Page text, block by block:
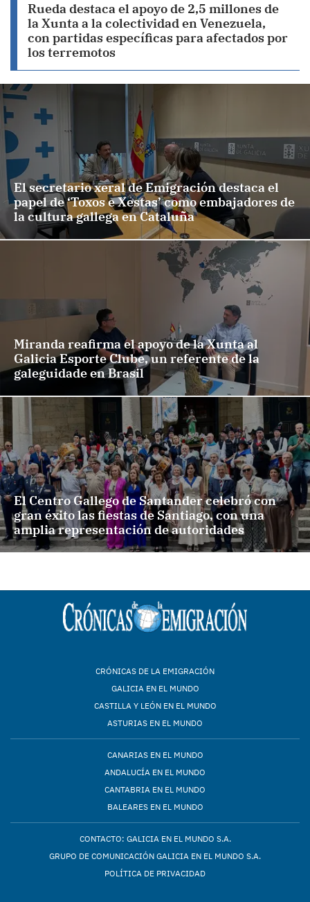
Rueda destaca el apoyo de 2,5 millones de
la Xunta a la colectividad en Venezuela,
con partidas específicas para afectados por
los terremotos
El secretario xeral de Emigración destaca el
papel de ‘Toxos e Xestas’ como embajadores de
la cultura gallega en Cataluña
Miranda reafirma el apoyo de la Xunta al
Galicia Esporte Clube, un referente de la
galeguidade en Brasil
El Centro Gallego de Santander celebró con
gran éxito las fiestas de Santiago, con una
amplia representación de autoridades
CRÓNICAS DE LA EMIGRACIÓN
GALICIA EN EL MUNDO
CASTILLA Y LEÓN EN EL MUNDO
ASTURIAS EN EL MUNDO
CANARIAS EN EL MUNDO
ANDALUCÍA EN EL MUNDO
CANTABRIA EN EL MUNDO
BALEARES EN EL MUNDO
CONTACTO: GALICIA EN EL MUNDO S.A.
GRUPO DE COMUNICACIÓN GALICIA EN EL MUNDO S.A.
POLÍTICA DE PRIVACIDAD